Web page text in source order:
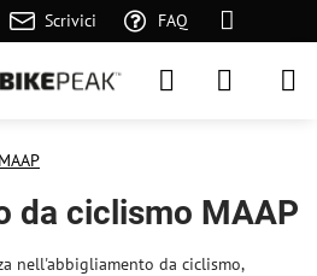
Scrivici FAQ
MAAP
da ciclismo MAAP
nell'abbigliamento da ciclismo,